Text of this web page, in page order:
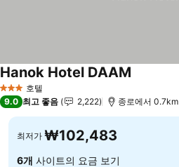
3 성급 호텔
Hanok Hotel DAAM
9.0 최고 좋음 2,222 종로에서 0.7km
최저가 ₩102,483
6개 사이트의 요금 보기